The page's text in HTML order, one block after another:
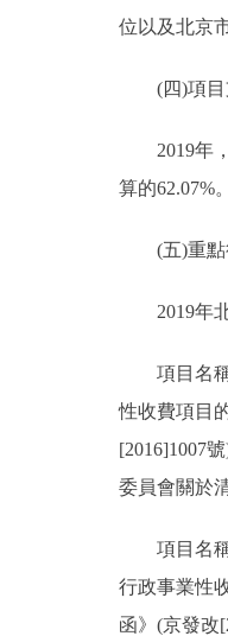
位以及北京
(四)項目
2019年，
算的62.07%。
(五)重點
2019年北
項目名稱
性收費項目
[2016]1007
委員會關於
項目名稱
行政事業性
函》(京發